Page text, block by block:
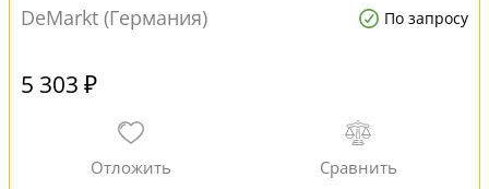
DeMarkt (Германия)
По запросу
5 303 ₽